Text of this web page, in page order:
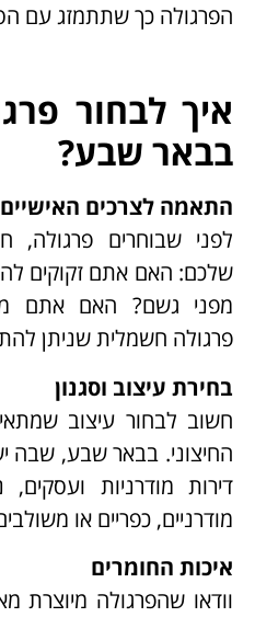
הפרגולה כך שתתמזג עם
איך לבחור
בבאר שבע?
התאמה לצרכים האישיים
לפני שבוחרים פרגולה,
שלכם: האם אתם זקוקים
מפני גשם? האם אתם
פרגולה חשמלית שניתן
בחירת עיצוב וסגנון
חשוב לבחור עיצוב
החיצוני. בבאר שבע, שבה
דירות מודרניות ועסקים,
מודרניים, כפריים או
איכות החומרים
וודאו שהפרגולה מיוצרת